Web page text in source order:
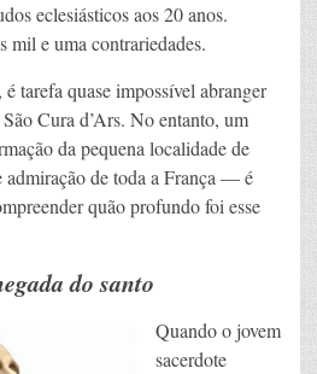
eclesiásticos aos 20 anos.
mil e uma contrariedades.
tarefa quase impossível abranger
Cura d’Ars. No entanto, um
da pequena localidade de
de toda a França — é
quão profundo foi esse
do santo
Quando o jovem
sacerdote